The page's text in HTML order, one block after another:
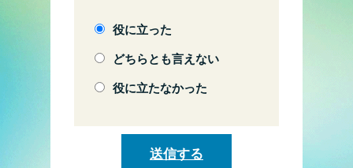
役に立った
どちらとも言えない
役に立たなかった